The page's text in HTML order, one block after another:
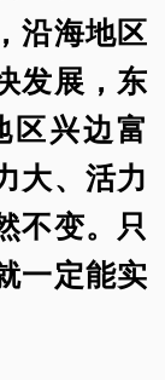
沿海地区
发展，东
区兴边富
大、活力
不变。只
一定能实